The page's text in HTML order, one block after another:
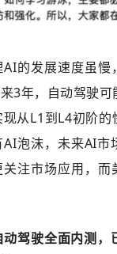
的发展速度虽慢
3年，自动驾驶
从L1到L4初阶的
泡沫，未来AI市
注市场应用，而
驾驶全面内测，